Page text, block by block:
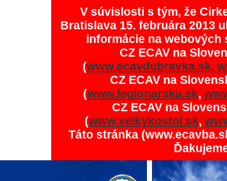
V súvislosti s tým, že
Bratislava 15. februára 2013
informácie na
CZ ECAV na
(www.ecavdubravka.sk,
CZ ECAV na
(www.legionarska.sk,
CZ ECAV na
(www.velkykostol.sk,
Táto stránka